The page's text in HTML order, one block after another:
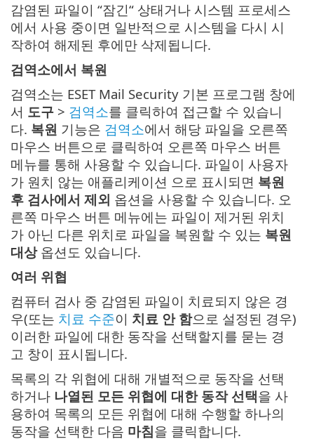
감염된 파일이 “잠긴“ 상태거나 시스템 프로세스
에서 사용 중이면 일반적으로 시스템을 다시 시
작하여 해제된 후에만 삭제됩니다.
검역소에서 복원
검역소는 ESET Mail Security 기본 프로그램 창에
서 도구 > 검역소를 클릭하여 접근할 수 있습니
다. 복원 기능은 검역소에서 해당 파일을 오른쪽
마우스 버튼으로 클릭하여 오른쪽 마우스 버튼
메뉴를 통해 사용할 수 있습니다. 파일이 사용자
가 원치 않는 애플리케이션 으로 표시되면 복원
후 검사에서 제외 옵션을 사용할 수 있습니다. 오
른쪽 마우스 버튼 메뉴에는 파일이 제거된 위치
가 아닌 다른 위치로 파일을 복원할 수 있는 복원
대상옵션도 있습니다.
여러 위협
컴퓨터 검사 중 감염된 파일이 치료되지 않은 경
우(또는 치료 수준이 치료 안 함으로 설정된 경우)
이러한 파일에 대한 동작을 선택할지를 묻는 경
고 창이 표시됩니다.
목록의 각 위협에 대해 개별적으로 동작을 선택
하거나 나열된 모든 위협에 대한 동작 선택을 사
용하여 목록의 모든 위협에 대해 수행할 하나의
동작을 선택한 다음 마침을 클릭합니다.